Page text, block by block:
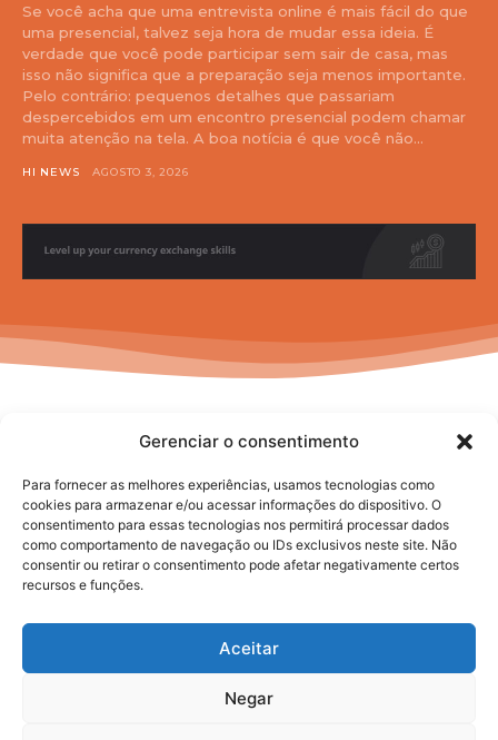
Gerenciar o consentimento
Para fornecer as melhores experiências, usamos tecnologias como
cookies para armazenar e/ou acessar informações do dispositivo. O
consentimento para essas tecnologias nos permitirá processar dados
como comportamento de navegação ou IDs exclusivos neste site. Não
consentir ou retirar o consentimento pode afetar negativamente certos
recursos e funções.
Aceitar
Negar
Se você acha que uma entrevista online é mais fácil do que
uma presencial, talvez seja hora de mudar essa ideia. É
verdade que você pode participar sem sair de casa, mas
isso não significa que a preparação seja menos importante.
Pelo contrário: pequenos detalhes que passariam
despercebidos em um encontro presencial podem chamar
muita atenção na tela. A boa notícia é que você não...
HI NEWS AGOSTO 3, 2026
No posts to display